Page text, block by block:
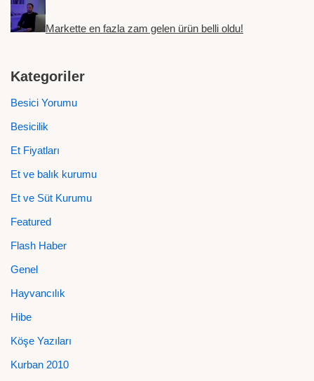
Markette en fazla zam gelen ürün belli oldu!
Kategoriler
Besici Yorumu
Besicilik
Et Fiyatları
Et ve balık kurumu
Et ve Süt Kurumu
Featured
Flash Haber
Genel
Hayvancılık
Hibe
Köşe Yazıları
Kurban 2010